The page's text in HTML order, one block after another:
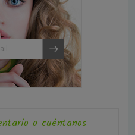
o cuéntanos